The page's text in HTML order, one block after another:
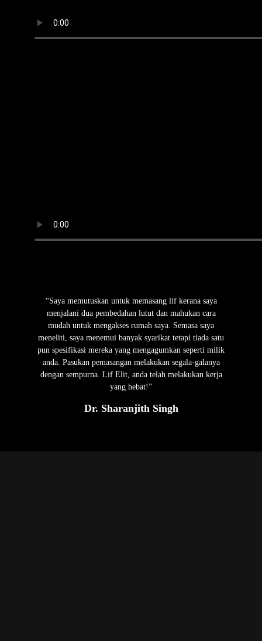
“Saya memutuskan untuk memasang lif kerana saya
menjalani dua pembedahan lutut dan mahukan cara
mudah untuk mengakses rumah saya. Semasa saya
meneliti, saya menemui banyak syarikat tetapi tiada satu
pun spesifikasi mereka yang mengagumkan seperti milik
anda. Pasukan pemasangan melakukan segala-galanya
dengan sempurna. Lif Elit, anda telah melakukan kerja
yang hebat!”
Dr. Sharanjith Singh